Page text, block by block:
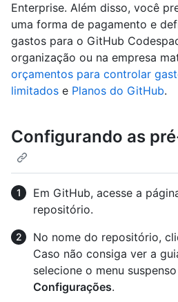
Enterprise. Além disso, você
uma forma de pagamento e
gastos para o GitHub
organização ou na empresa
orçamentos para controlar
limitados e Planos do GitHub.
Configurando as
Em GitHub, acesse a
repositório.
No nome do repositório,
Caso não consiga ver a
selecione o menu suspenso
Configurações.